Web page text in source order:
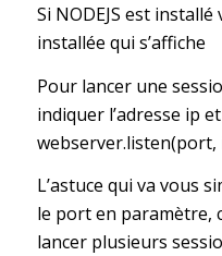
Si NODEJS est
installée qui s’affiche
Pour lancer une
indiquer l’adresse ip
webserver.listen(port,
L’astuce qui va vous
le port en paramètre,
lancer plusieurs